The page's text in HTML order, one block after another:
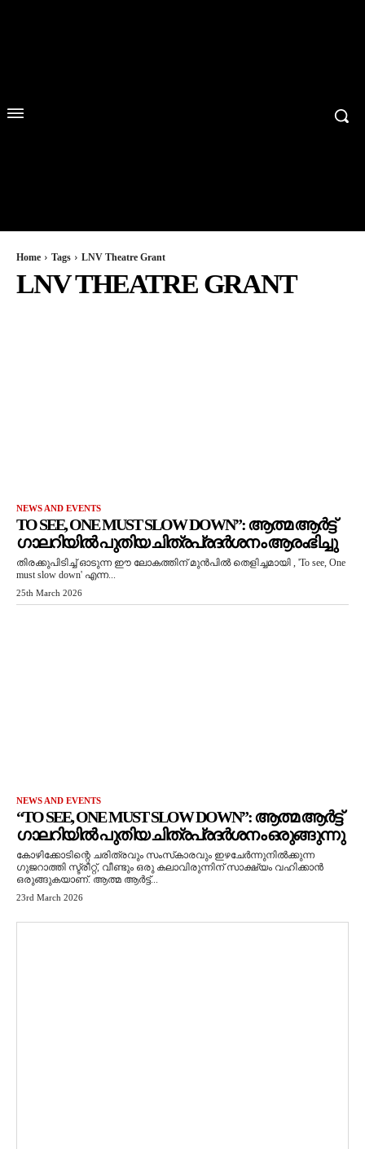
Home Tags LNV Theatre Grant
LNV THEATRE GRANT
NEWS AND EVENTS
TO SEE, ONE MUST SLOW DOWN”: ആത്മ ആർട്ട്
ഗാലറിയിൽ പുതിയ ചിത്രപ്രദർശനം ആരംഭിച്ചു
തിരക്കുപിടിച്ച് ഓടുന്ന ഈ ലോകത്തിന് മുൻപിൽ തെളിച്ചമായി , 'To see, One
must slow down' എന്ന...
25th March 2026
NEWS AND EVENTS
“TO SEE, ONE MUST SLOW DOWN”: ആത്മ ആർട്ട്
ഗാലറിയിൽ പുതിയ ചിത്രപ്രദർശനം ഒരുങ്ങുന്നു
കോഴിക്കോടിന്റെ ചരിത്രവും സംസ്‌കാരവും ഇഴചേർന്നുനിൽക്കുന്ന
ഗുജറാത്തി സ്ട്രീറ്റ്, വീണ്ടും ഒരു കലാവിരുന്നിന് സാക്ഷ്യം വഹിക്കാൻ
ഒരുങ്ങുകയാണ്. ആത്മ ആർട്ട്...
23rd March 2026